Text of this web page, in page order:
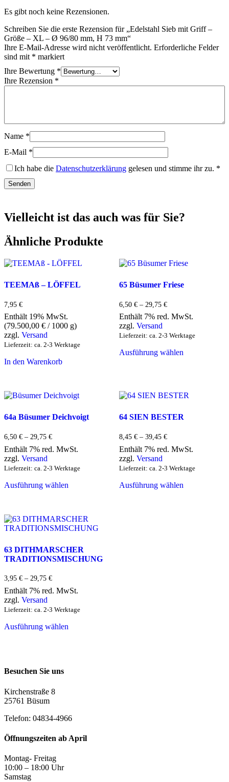
Es gibt noch keine Rezensionen.
Schreiben Sie die erste Rezension für „Edelstahl Sieb mit Griff –
Größe – XL – Ø 96/80 mm, H 73 mm“
Ihre E-Mail-Adresse wird nicht veröffentlicht. Erforderliche Felder
sind mit * markiert
Ihre Bewertung *
Ihre Rezension *
Name *
E-Mail *
Ich habe die Datenschutzerklärung gelesen und stimme ihr zu. *
Vielleicht ist das auch was für Sie?
Ähnliche Produkte
TEEMAß – LÖFFEL
7,95 €
Enthält 19% MwSt.
(79.500,00 € / 1000 g)
zzgl. Versand
Lieferzeit: ca. 2-3 Werktage
In den Warenkorb
65 Büsumer Friese
6,50 € – 29,75 €Preisspanne:
6,50 €
bis
Enthält 7% red. MwSt.
zzgl. Versand
Lieferzeit: ca. 2-3 Werktage
Ausführung wählenProdukt
Die
können
Produktseite
gewählt
64a Büsumer Deichvoigt
6,50 € – 29,75 €Preisspanne:
6,50 €
bis
Enthält 7% red. MwSt.
zzgl. Versand
Lieferzeit: ca. 2-3 Werktage
Ausführung wählenProdukt
auf.
Die
können
auf
gewählt
werden
64 SIEN BESTER
8,45 € – 39,45 €Preisspanne:
8,45 €
bis
Enthält 7% red. MwSt.
zzgl. Versand
Lieferzeit: ca. 2-3 Werktage
Ausführung wählenProdukt
63 DITHMARSCHER
TRADITIONSMISCHUNG
3,95 € – 29,75 €Preisspanne:
3,95 €
bis
Enthält 7% red. MwSt.
zzgl. Versand
Lieferzeit: ca. 2-3 Werktage
Ausführung wählenProdukt
Produktseite
werden
Besuchen Sie uns
Kirchenstraße 8
25761 Büsum
Telefon: 04834-4966
Öffnungszeiten ab April
Montag- Freitag
10:00 – 18:00 Uhr
Samstag